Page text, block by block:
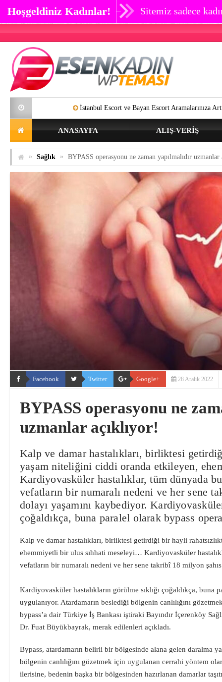
Hoşgeldiniz Kadınlar! Sitemiz sadece
İstanbul Escort ve Bayan Escort Aramalarınıza Artık SON
ANASAYFA ALIŞ-VERIŞ
» Sağlık » BYPASS operasyonu ne zaman yapılmalıdır uzmanlar
Facebook Twitter Google+ 28 Aralık 2022
BYPASS operasyonu ne
uzmanlar açıklıyor!
Kalp ve damar hastalıkları, birliktesi
yaşam niteliğini ciddi oranda etkileyen,
Kardiyovasküler hastalıklar, tüm dünyada
vefatların bir numaralı nedeni ve her sene
dolayı yaşamını kaybediyor.
çoğaldıkça, buna paralel olarak bypass
Kalp ve damar hastalıkları, birliktesi getirdiği bir hayli
ehemmiyetli bir ulus sıhhati meseleyi… Kardiyovasküler
vefatların bir numaralı nedeni ve her sene takribî 18 milyon
Kardiyovasküler hastalıkların görülme sıklığı çoğaldıkça, buna
uygulanıyor. Atardamarın beslediği bölgenin canlılığını
bypass’a dair Türkiye İş Bankası iştiraki Bayındır İçerenköy
Dr. Fuat Büyükbayrak, merak edilenleri açıkladı.
Bypass, atardamarın belirli bir bölgesinde alana gelen daralma
bölgenin canlılığını gözetmek için uygulanan cerrahi yöntem
ilerisine, bedenin başka bir bölgesinden hazırlanan damarlar